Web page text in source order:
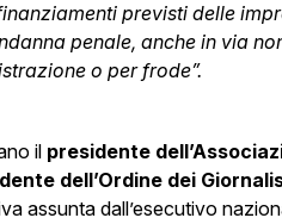
previsti delle
penale, anche in via
o per frode”.
il presidente
dell’Ordine dei
assunta dall’esecutivo